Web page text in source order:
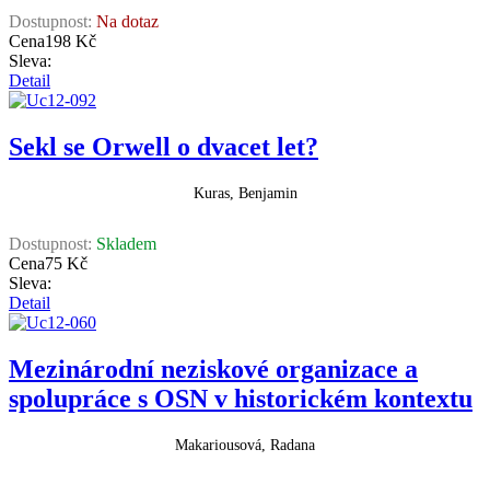
Dostupnost: Na dotaz
Cena198 Kč
Sleva:
Detail
Sekl se Orwell o dvacet let?
Kuras, Benjamin
Dostupnost: Skladem
Cena75 Kč
Sleva:
Detail
Mezinárodní neziskové organizace a
spolupráce s OSN v historickém kontextu
Makariousová, Radana